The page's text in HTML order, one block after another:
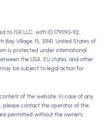
ISR LLC, with ID 1791193-92,
Village, FL 33141, United States of
is protected under international
the USA, EU states, and other
be subject to legal action for
of the website. In case of any
please contact the operator of the
permitted without the owner's